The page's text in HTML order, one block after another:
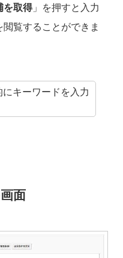
を取得」を押すと入力
覧することができま
キーワードを入力
面